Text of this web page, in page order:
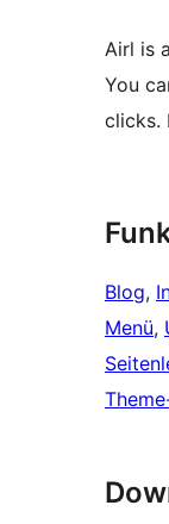
Airl is
You
clicks.
Blog,
Menü,